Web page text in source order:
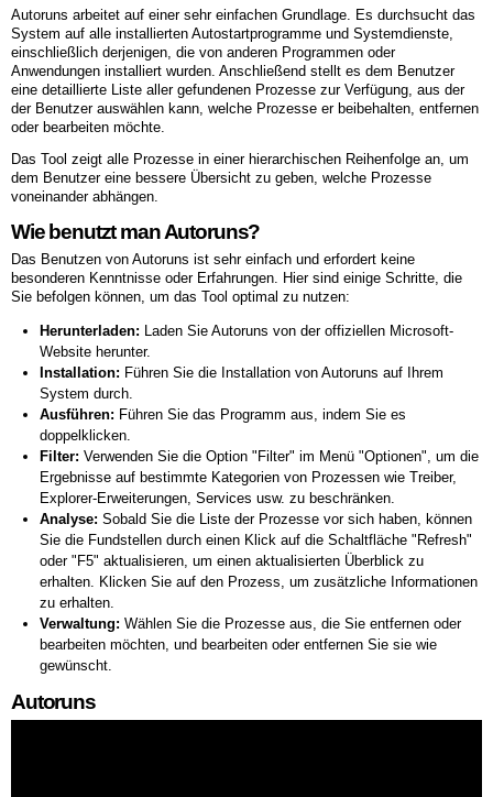
Autoruns arbeitet auf einer sehr einfachen Grundlage. Es durchsucht das
System auf alle installierten Autostartprogramme und Systemdienste,
einschließlich derjenigen, die von anderen Programmen oder
Anwendungen installiert wurden. Anschließend stellt es dem Benutzer
eine detaillierte Liste aller gefundenen Prozesse zur Verfügung, aus der
der Benutzer auswählen kann, welche Prozesse er beibehalten, entfernen
oder bearbeiten möchte.
Das Tool zeigt alle Prozesse in einer hierarchischen Reihenfolge an, um
dem Benutzer eine bessere Übersicht zu geben, welche Prozesse
voneinander abhängen.
Wie benutzt man Autoruns?
Das Benutzen von Autoruns ist sehr einfach und erfordert keine
besonderen Kenntnisse oder Erfahrungen. Hier sind einige Schritte, die
Sie befolgen können, um das Tool optimal zu nutzen:
Herunterladen: Laden Sie Autoruns von der offiziellen Microsoft-
Website herunter.
Installation: Führen Sie die Installation von Autoruns auf Ihrem
System durch.
Ausführen: Führen Sie das Programm aus, indem Sie es
doppelklicken.
Filter: Verwenden Sie die Option "Filter" im Menü "Optionen", um die
Ergebnisse auf bestimmte Kategorien von Prozessen wie Treiber,
Explorer-Erweiterungen, Services usw. zu beschränken.
Analyse: Sobald Sie die Liste der Prozesse vor sich haben, können
Sie die Fundstellen durch einen Klick auf die Schaltfläche "Refresh"
oder "F5" aktualisieren, um einen aktualisierten Überblick zu
erhalten. Klicken Sie auf den Prozess, um zusätzliche Informationen
zu erhalten.
Verwaltung: Wählen Sie die Prozesse aus, die Sie entfernen oder
bearbeiten möchten, und bearbeiten oder entfernen Sie sie wie
gewünscht.
Autoruns